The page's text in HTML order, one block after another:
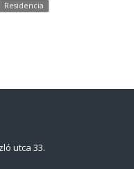
Residencia
utca 33.